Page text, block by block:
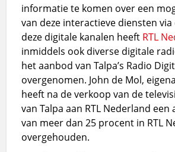
informatie te komen over een
van deze interactieve diensten via
deze digitale kanalen heeft RTL
inmiddels ook diverse digitale
het aanbod van Talpa’s Radio
overgenomen. John de Mol,
heeft na de verkoop van de
van Talpa aan RTL Nederland
van meer dan 25 procent in RTL
overgehouden.